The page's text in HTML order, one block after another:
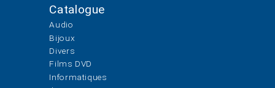
Catalogue
Audio
Bijoux
Divers
Films DVD
Informatiques